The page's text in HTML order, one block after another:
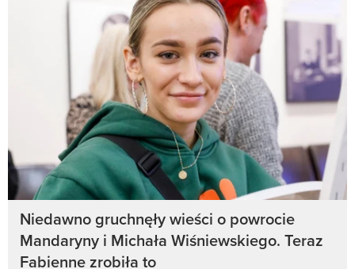
Niedawno gruchnęły wieści o powrocie
Mandaryny i Michała Wiśniewskiego. Teraz
Fabienne zrobiła to